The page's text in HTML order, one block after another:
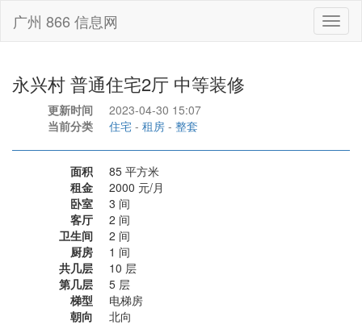
广州 866 信息网
永兴村 普通住宅2厅 中等装修
更新时间
2023-04-30 15:07
当前分类
住宅 - 租房 - 整套
面积
85 平方米
租金
2000 元/月
卧室
3 间
客厅
2 间
卫生间
2 间
厨房
1 间
共几层
10 层
第几层
5 层
梯型
电梯房
朝向
北向